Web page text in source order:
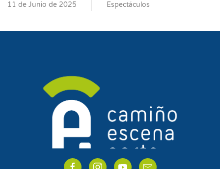
11 de Junio de 2025 Espectáculos